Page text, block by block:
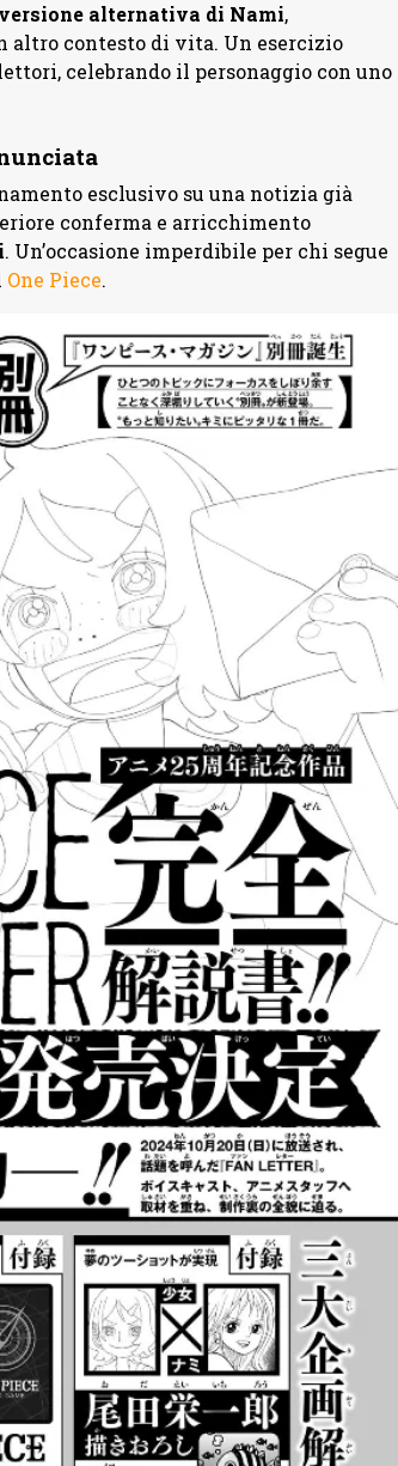
versione alternativa di Nami,
altro contesto di vita. Un esercizio
celebrando il personaggio con uno
esclusivo su una notizia già
conferma e arricchimento
. Un’occasione imperdibile per chi segue
One Piece.